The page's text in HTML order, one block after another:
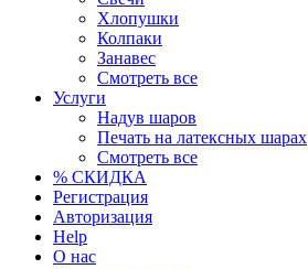
Хлопушки
Колпаки
Занавес
Смотреть все
Услуги
Надув шаров
Печать на латексных шарах
Смотреть все
% СКИДКА
Регистрация
Авторизация
Help
О нас